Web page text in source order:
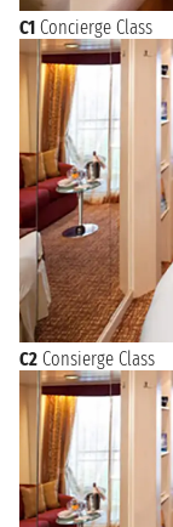
C1 Concierge Class
C2 Consierge Class